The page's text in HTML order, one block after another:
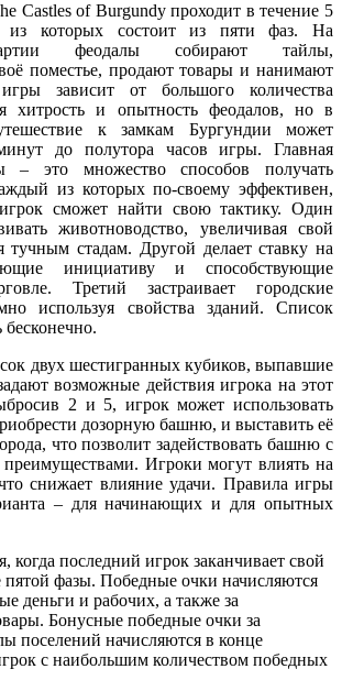
Castles of Burgundy проходит в течение 5
из которых состоит из пяти фаз. На
феодалы собирают тайлы,
поместье, продают товары и нанимают
зависит от большого количества
хитрость и опытность феодалов, но в
к замкам Бургундии может
до полутора часов игры. Главная
– это множество способов получать
из которых по-своему эффективен,
сможет найти свою тактику. Один
животноводство, увеличивая свой
тучным стадам. Другой делает ставку на
инициативу и способствующие
Третий застраивает городские
используя свойства зданий. Список
двух шестигранных кубиков, выпавшие
возможные действия игрока на этот
2 и 5, игрок может использовать
дозорную башню, и выставить её
что позволит задействовать башню с
Игроки могут влиять на
снижает влияние удачи. Правила игры
– для начинающих и для опытных
когда последний игрок заканчивает свой
пятой фазы. Победные очки начисляются
деньги и рабочих, а также за
Бонусные победные очки за
поселений начисляются в конце
с наибольшим количеством победных